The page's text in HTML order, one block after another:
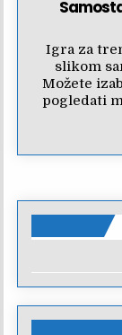
Igra za
slikom
Možete
pogledati